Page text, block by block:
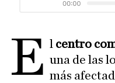
E l centro
una de las
más